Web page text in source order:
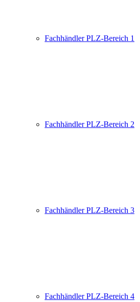
Fachhändler PLZ-Bereich 1
Fachhändler PLZ-Bereich 2
Fachhändler PLZ-Bereich 3
Fachhändler PLZ-Bereich 4